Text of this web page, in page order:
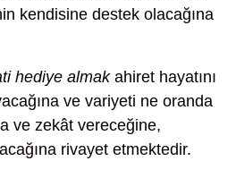
kendisine destek olacağına
hediye almakahiret hayatını
ve variyeti ne oranda
ve zekât vereceğine,
rivayet etmektedir.